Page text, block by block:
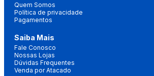
Quem Somos
Política de privacidade
Pagamentos
Saiba Mais
Fale Conosco
Nossas Lojas
Dúvidas Frequentes
Venda por Atacado